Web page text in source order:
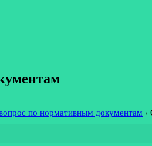
по нормативным документам ›